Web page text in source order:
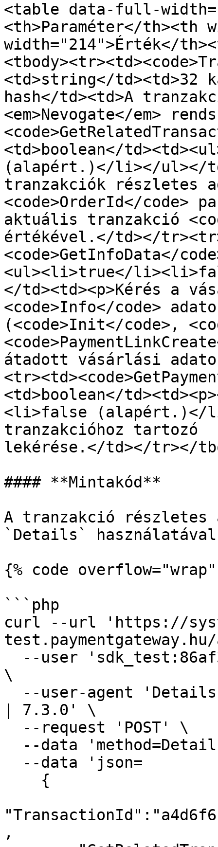
<table data-full-
<th>Paraméter</th><th
width="214">Érték</
<td>string</td><td>32
hash</td><td>A
<em>Nevogate</em>
<td>boolean</
(alapért.)</li></ul></
tranzakciók részletes
<code>OrderId</code>
aktuális tranzakció
értékével.</td></
<code>GetInfoData</
<ul><li>true</
</td><td><p>Kérés a
<code>Info</code>
(<code>Init</code>,
átadott vásárlási
<td>boolean</
<li>false (alapért.)</
tranzakcióhoz tartozó
lekérése.</td></tr></
#### **Mintakód**
A tranzakció részletes
`Details`
{% code
```php
curl --url 'https://
\
| 7.3.0' \
,